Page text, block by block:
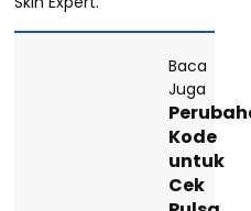
Baca
Juga
Kode
untuk
Cek